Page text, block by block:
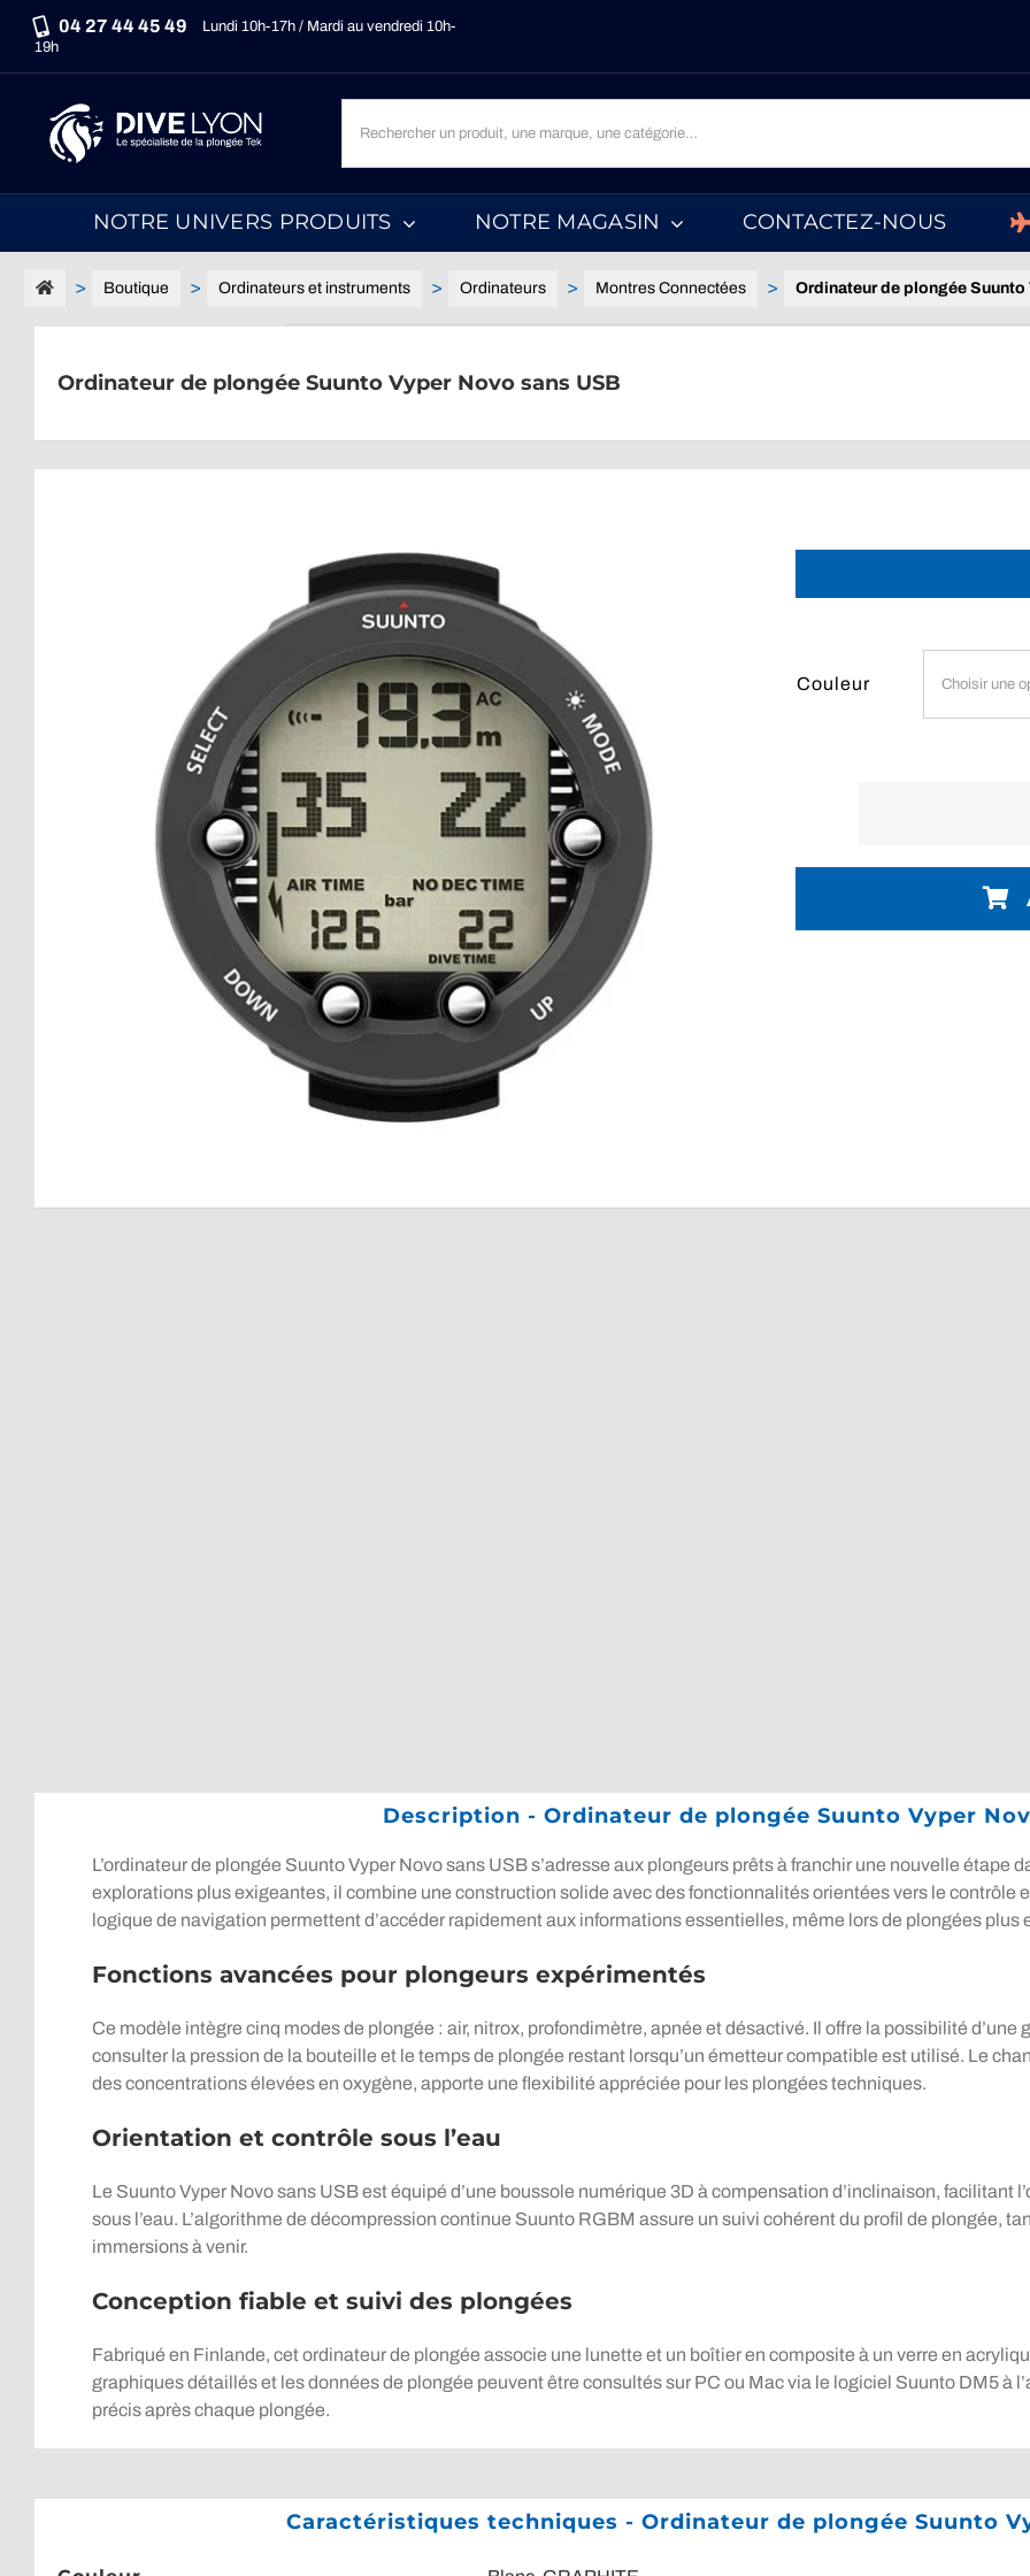
Passer
04 27 44 45 49
Lundi 10h-17h / Mardi au vendredi 10h-
19h
un
produit,
une
marque,
une
NOTRE UNIVERS PRODUITS NOTRE MAGASIN CONTACTEZ-NOUS
Boutique Ordinateurs et instruments Ordinateurs Montres Connectées Ordinateur de plongée
Ordinateur de plongée Suunto Vyper Novo sans USB
Couleur
Description - Ordinateur de plongée Suunto Vyper
L’ordinateur de plongée Suunto Vyper Novo sans USB s’adresse aux plongeurs prêts à franchir une nouvelle étape
explorations plus exigeantes, il combine une construction solide avec des fonctionnalités orientées vers le contrôle
logique de navigation permettent d’accéder rapidement aux informations essentielles, même lors de plongées plus
Fonctions avancées pour plongeurs expérimentés
Ce modèle intègre cinq modes de plongée : air, nitrox, profondimètre, apnée et désactivé. Il offre la possibilité d’une
consulter la pression de la bouteille et le temps de plongée restant lorsqu’un émetteur compatible est utilisé. Le
des concentrations élevées en oxygène, apporte une flexibilité appréciée pour les plongées techniques.
Orientation et contrôle sous l’eau
Le Suunto Vyper Novo sans USB est équipé d’une boussole numérique 3D à compensation d’inclinaison, facilitant
sous l’eau. L’algorithme de décompression continue Suunto RGBM assure un suivi cohérent du profil de plongée,
immersions à venir.
Conception fiable et suivi des plongées
Fabriqué en Finlande, cet ordinateur de plongée associe une lunette et un boîtier en composite à un verre en
graphiques détaillés et les données de plongée peuvent être consultés sur PC ou Mac via le logiciel Suunto DM5 à
précis après chaque plongée.
Caractéristiques techniques - Ordinateur de plongée Suunto